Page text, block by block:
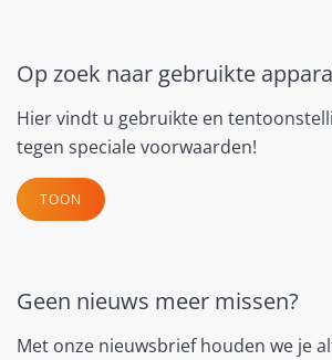
Op zoek naar gebruikte
Hier vindt u gebruikte en
tegen speciale voorwaarden!
TOON
Geen nieuws meer missen?
Met onze nieuwsbrief houden we je